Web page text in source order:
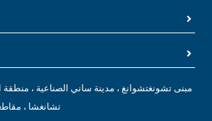
مبنى تشونغتشوانغ ، مدينة ساني الصناعية ، منطقة
تشانغشا ،